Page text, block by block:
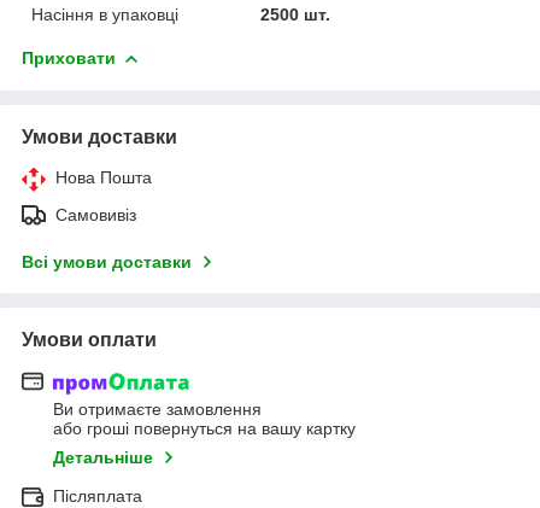
Насіння в упаковці
2500 шт.
Приховати
Умови доставки
Нова Пошта
Самовивіз
Всі умови доставки
Умови оплати
Ви отримаєте замовлення
або гроші повернуться на вашу картку
Детальніше
Післяплата